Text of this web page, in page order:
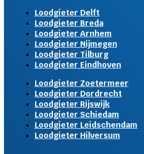
Loodgieter Delft
Loodgieter Breda
Loodgieter Arnhem
Loodgieter Nijmegen
Loodgieter Tilburg
Loodgieter Eindhoven
Loodgieter Zoetermeer
Loodgieter Dordrecht
Loodgieter Rijswijk
Loodgieter Schiedam
Loodgieter Leidschendam
Loodgieter Hilversum